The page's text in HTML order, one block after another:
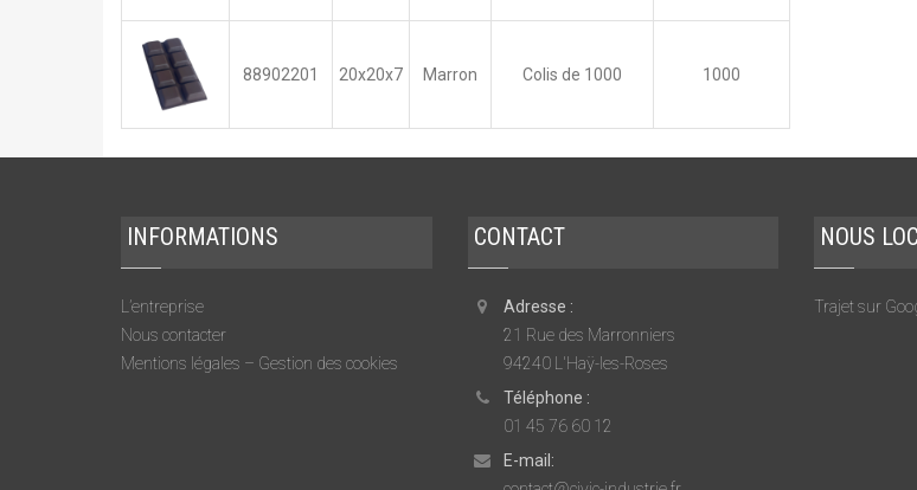
88902201 20x20x7 Marron Colis de 1000 1000
INFORMATIONS
L’entreprise
Nous contacter
Mentions légales – Gestion des cookies
CONTACT
Adresse :
21 Rue des Marronniers
94240 L'Haÿ-les-Roses
Téléphone :
01 45 76 60 12
E-mail:
NOUS
Trajet sur